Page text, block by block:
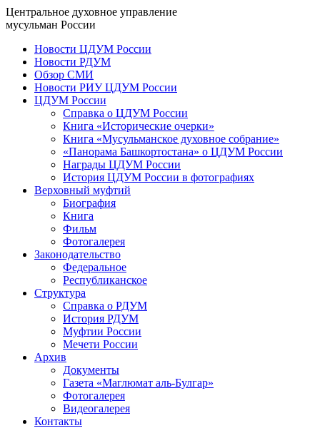
Центральное духовное управление
мусульман России
Новости ЦДУМ России
Новости РДУМ
Обзор СМИ
Новости РИУ ЦДУМ России
ЦДУМ России
Справка о ЦДУМ России
Книга «Исторические очерки»
Книга «Мусульманское духовное собрание»
«Панорама Башкортостана» о ЦДУМ России
Награды ЦДУМ России
История ЦДУМ России в фотографиях
Верховный муфтий
Биография
Книга
Фильм
Фотогалерея
Законодательство
Федеральное
Республиканское
Структура
Справка о РДУМ
История РДУМ
Муфтии России
Мечети России
Архив
Документы
Газета «Маглюмат аль-Булгар»
Фотогалерея
Видеогалерея
Контакты